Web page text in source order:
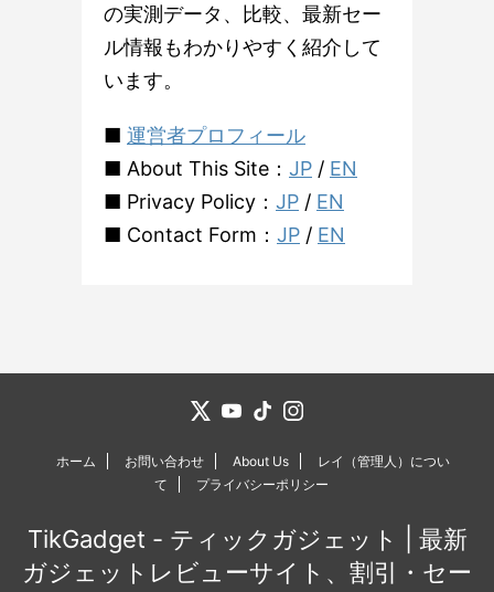
の実測データ、比較、最新セー
ル情報もわかりやすく紹介して
います。
■ 運営者プロフィール
■ About This Site： JP / EN
■ Privacy Policy： JP / EN
■ Contact Form： JP / EN
ホーム お問い合わせ About Us
レイ（管理人）につい
て
プライバシーポリシー
TikGadget - ティックガジェット | 最新
ガジェットレビューサイト、割引・セー